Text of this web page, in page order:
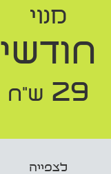
מנוי
חודשי
29 ש"ח
לצפייה